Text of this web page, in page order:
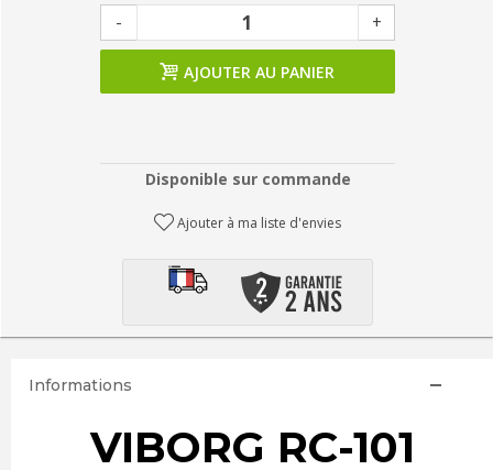
- +
AJOUTER AU PANIER
Disponible sur commande
Ajouter à ma liste d'envies
Informations
VIBORG RC-101